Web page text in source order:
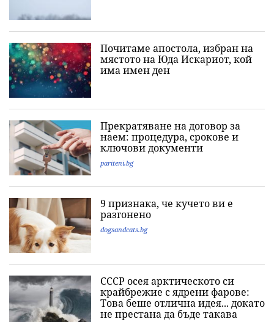
Почитаме апостола, избран на
мястото на Юда Искариот, кой
има имен ден
Прекратяване на договор за
наем: процедура, срокове и
ключови документи
pariteni.bg
9 признака, че кучето ви е
разгонено
dogsandcats.bg
СССР осея арктическото си
крайбрежие с ядрени фарове:
Това беше отлична идея... докато
не престана да бъде такава